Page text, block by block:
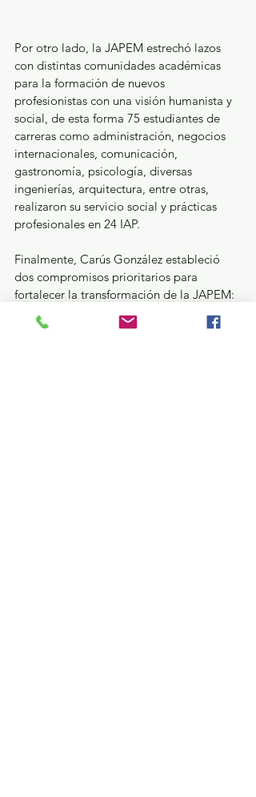
Por otro lado, la JAPEM estrechó lazos
con distintas comunidades académicas
para la formación de nuevos
profesionistas con una visión humanista y
social, de esta forma 75 estudiantes de
carreras como administración, negocios
internacionales, comunicación,
gastronomía, psicología, diversas
ingenierías, arquitectura, entre otras,
realizaron su servicio social y prácticas
profesionales en 24 IAP.
Finalmente, Carús González estableció
dos compromisos prioritarios para
fortalecer la transformación de la JAPEM:
ofrecer servicios de calidad con un
acompañamiento que coadyuve a